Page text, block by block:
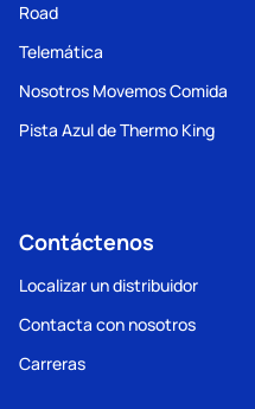
Road
Telemática
Nosotros Movemos Comida
Pista Azul de Thermo King
Contáctenos
Localizar un distribuidor
Contacta con nosotros
Carreras